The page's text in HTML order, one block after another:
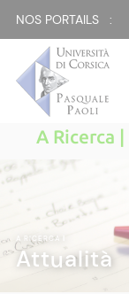
NOS PORTAILS :
A Ricerca |
A RICERCA
Attualità